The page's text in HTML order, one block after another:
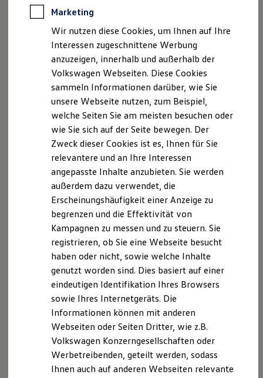
Notdienst und Pannenhilfe
Software, Konnektivität & Apps
California App
VW Connect für Ihren ID. Buzz
VW Connect für Ihren Transporter/Caravelle
VW Connect für Ihren Amarok
VW Connect für andere Modelle
Connect Pro
Fleet Interface Data
Multistop Pathfinder
Übersicht Software Updates
Digitales Bordbuch
Fahrerassistenz- und Sicherheitssysteme
Kontrollleuchten
Batterieverordnung
XTL-Dieselkraftstoff
Ersatzteile und Betriebsflüssigkeiten
Original Zubehör und Lifestyle Produkte
myVolkswagen
myVolkswagen Business
Elektrisch & Autonom
Elektro - & Hybridfahrzeuge
Unser Ansatz
Klimafreundlicher Strom
Reichweite & Ladelösungen
Reichweitensimulator
Ladezeitensimulator
Ladelösungen für Privatkunden
Ladelösungen für Gewerbekunden
Bidirektionales Laden
Förderung & Kosten der Elektrofahrzeuge
Fördermöglichkeiten für Privatkunden
Marketing
Wir nutzen diese Cookies, um Ihnen auf Ihre
Interessen zugeschnittene Werbung
anzuzeigen, innerhalb und außerhalb der
Volkswagen Webseiten. Diese Cookies
sammeln Informationen darüber, wie Sie
unsere Webseite nutzen, zum Beispiel,
welche Seiten Sie am meisten besuchen oder
wie Sie sich auf der Seite bewegen. Der
Zweck dieser Cookies ist es, Ihnen für Sie
relevantere und an Ihre Interessen
angepasste Inhalte anzubieten. Sie werden
außerdem dazu verwendet, die
Erscheinungshäufigkeit einer Anzeige zu
begrenzen und die Effektivität von
Kampagnen zu messen und zu steuern. Sie
registrieren, ob Sie eine Webseite besucht
haben oder nicht, sowie welche Inhalte
genutzt worden sind. Dies basiert auf einer
eindeutigen Identifikation Ihres Browsers
sowie Ihres Internetgeräts. Die
Informationen können mit anderen
Webseiten oder Seiten Dritter, wie z.B.
Volkswagen Konzerngesellschaften oder
Werbetreibenden, geteilt werden, sodass
Ihnen auch auf anderen Webseiten relevante